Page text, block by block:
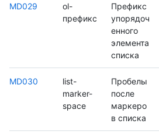
MD029
ol-
префикс
Префикс
упорядоч
енного
элемента
списка
MD030
list-
marker-
space
Пробелы
после
маркеро
в списка